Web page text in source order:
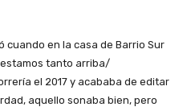
cuando en la casa de Barrio Sur
estamos tanto arriba/
el 2017 y acababa de editar
aquello sonaba bien, pero